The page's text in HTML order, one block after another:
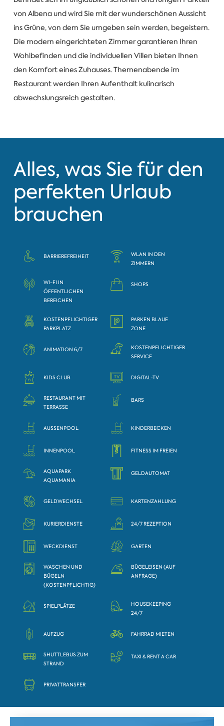
von Albena und wird Sie mit der wunderschönen Aussicht
ins Grüne, von dem Sie umgeben sein werden, begeistern.
Die modern eingerichteten Zimmer garantieren Ihren
Wohlbefinden und die individuellen Villen bieten Ihnen
den Komfort eines Zuhauses. Themenabende im
Restaurant werden Ihren Aufenthalt kulinarisch
abwechslungsreich gestalten.
Alles, was Sie für den
perfekten Urlaub
brauchen
BARRIEREFREIHEIT
WLAN IN DEN
ZIMMERN
WI-FI IN
ÖFFENTLICHEN
BEREICHEN
SHOPS
KOSTENPFLICHTIGER
PARKPLATZ
PARKEN BLAUE
ZONE
ANIMATION 6/7
KOSTENPFLICHTIGER
SERVICE
KIDS CLUB DIGITAL-TV
RESTAURANT MIT
TERRASSE
BARS
AUSSENPOOL KINDERBECKEN
INNENPOOL FITNESS IM FREIEN
AQUAPARK
AQUAMANIA
GELDAUTOMAT
GELDWECHSEL KARTENZAHLUNG
KURIERDIENSTE 24/7 REZEPTION
WECKDIENST GARTEN
WASCHEN UND
BÜGELN
(KOSTENPFLICHTIG)
BÜGELEISEN (AUF
ANFRAGE)
SPIELPLÄTZE
HOUSEKEEPING
24/7
AUFZUG FAHRRAD MIETEN
SHUTTLEBUS ZUM
STRAND
TAXI & RENT A CAR
PRIVATTRANSFER